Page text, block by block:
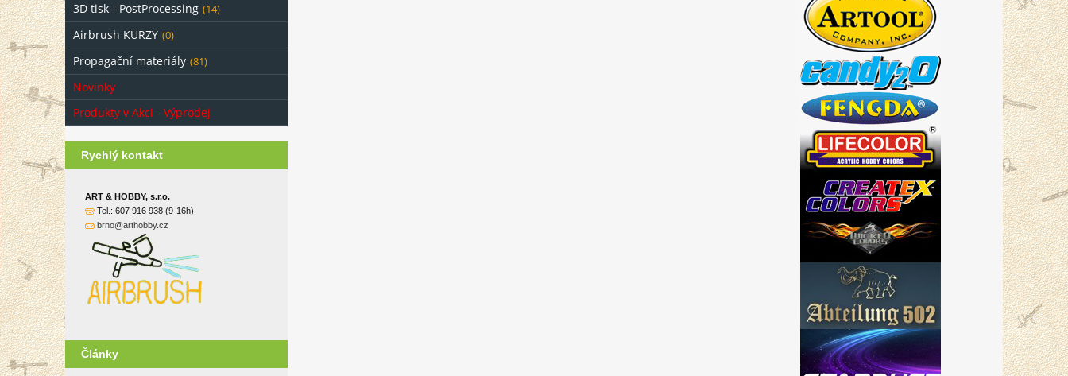
3D tisk - PostProcessing (14)
Airbrush KURZY (0)
Propagační materiály (81)
Novinky
Produkty v Akci - Výprodej
Rychlý kontakt
ART & HOBBY, s.r.o.
Tel.: 607 916 938 (9-16h)
brno@arthobby.cz
Články